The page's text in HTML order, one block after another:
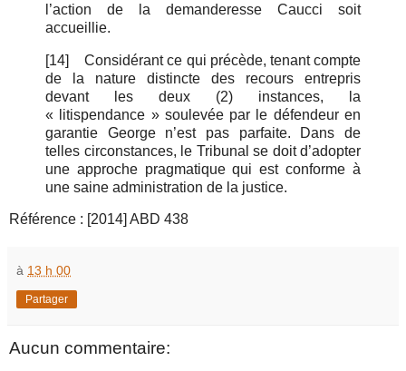
l’action de la demanderesse Caucci soit
accueillie.
[14]
Considérant ce qui précède, tenant compte
de la nature distincte des recours entrepris
devant les deux (2) instances, la
« litispendance » soulevée par le défendeur en
garantie George n’est pas parfaite. Dans de
telles circonstances, le Tribunal se doit d’adopter
une approche pragmatique qui est conforme à
une saine administration de la justice.
Référence : [2014] ABD 438
à 13 h 00
Partager
Aucun commentaire: